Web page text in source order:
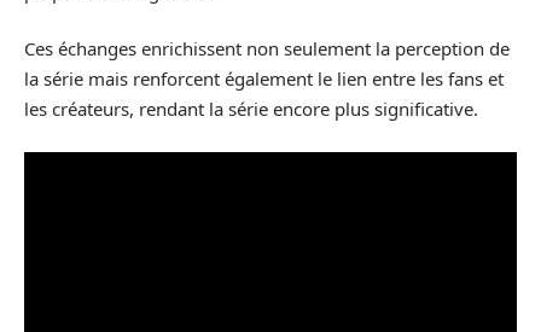
Ces échanges enrichissent non seulement la perception de
la série mais renforcent également le lien entre les fans et
les créateurs, rendant la série encore plus significative.